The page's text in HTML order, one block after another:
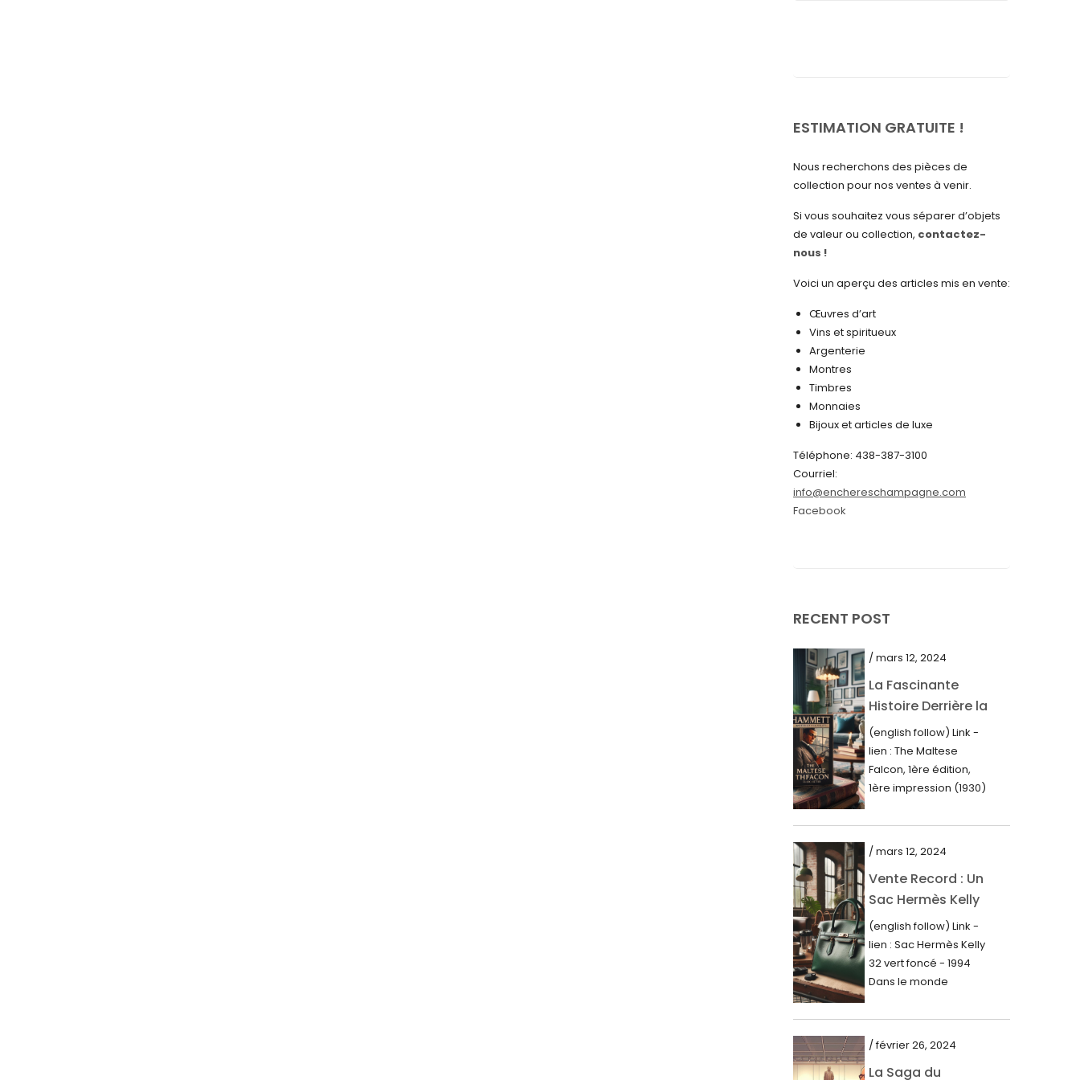
avril 2025
février 2025
décembre 2024
octobre 2024
septembre 2024
août 2024
mai 2024
mars 2024
février 2024
octobre 2023
août 2023
juillet 2023
juin 2023
mai 2023
avril 2023
mars 2023
février 2023
janvier 2023
décembre 2022
novembre 2022
octobre 2022
septembre 2022
août 2022
juillet 2022
juin 2022
ESTIMATION GRATUITE !
Nous recherchons des pièces de
collection pour nos ventes à venir.
Si vous souhaitez vous séparer d’objets
de valeur ou collection, contactez-
nous !
Voici un aperçu des articles mis en vente:
Œuvres d’art
Vins et spiritueux
Argenterie
Montres
Timbres
Monnaies
Bijoux et articles de luxe
Téléphone: 438-387-3100
Courriel:
info@enchereschampagne.com
Facebook
RECENT POST
/ mars 12, 2024
La Fascinante
Histoire Derrière la
Première Édition
du « Faucon
Maltais » (1930)
(english follow) Link -
lien : The Maltese
Falcon, 1ère édition,
1ère impression (1930)
mots imprimés,...
/ mars 12, 2024
Vente Record : Un
Sac Hermès Kelly
de 1994 atteint 14
000$
(english follow) Link -
lien : Sac Hermès Kelly
32 vert foncé - 1994
Dans le monde
/ février 26, 2024
La Saga du